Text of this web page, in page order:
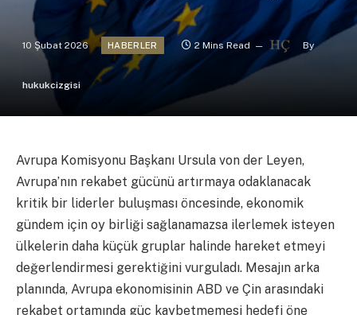
10 Şubat 2026 HABERLER 2 Mins Read By
hukukcizgisi
Avrupa Komisyonu Başkanı Ursula von der Leyen,
Avrupa’nın rekabet gücünü artırmaya odaklanacak
kritik bir liderler buluşması öncesinde, ekonomik
gündem için oy birliği sağlanamazsa ilerlemek isteyen
ülkelerin daha küçük gruplar halinde hareket etmeyi
değerlendirmesi gerektiğini vurguladı. Mesajın arka
planında, Avrupa ekonomisinin ABD ve Çin arasındaki
rekabet ortamında güç kaybetmemesi hedefi öne